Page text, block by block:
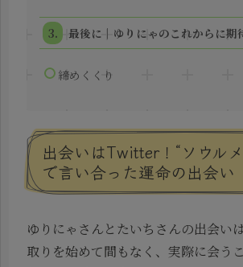
最後に｜ゆりにゃのこれからに期
締めくくり
出会いはTwitter！“ソウル
で言い合った運命の出会い
ゆりにゃさんとたいちさんの出会い
取りを始めて間もなく、実際に会う